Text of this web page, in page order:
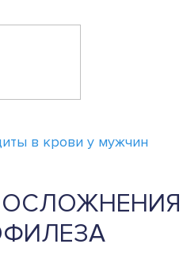
в крови у мужчин